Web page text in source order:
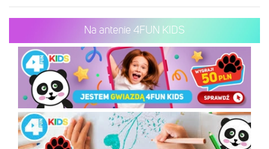
Na antenie 4FUN KIDS